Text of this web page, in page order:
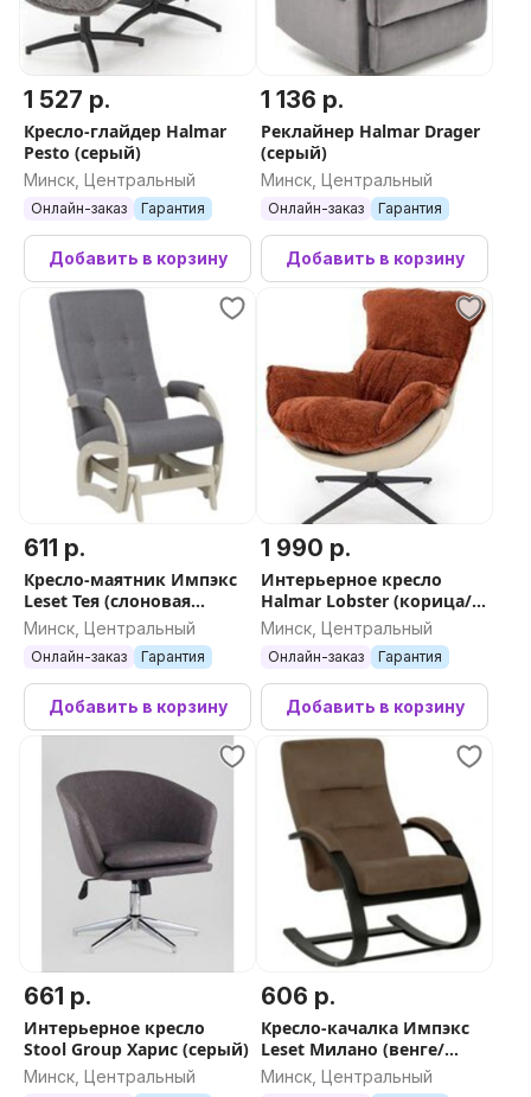
1 527 р.
Кресло-глайдер Halmar
Pesto (серый)
Минск, Центральный
Онлайн-заказ Гарантия
Добавить в корзину
1 136 р.
Реклайнер Halmar Drager
(серый)
Минск, Центральный
Онлайн-заказ Гарантия
Добавить в корзину
611 р.
Кресло-маятник Импэкс
Leset Тея (слоновая
кость/ткань Savana Plus
Mouse серый)
Минск, Центральный
Онлайн-заказ Гарантия
Добавить в корзину
1 990 р.
Интерьерное кресло
Halmar Lobster (корица/
черный)
Минск, Центральный
Онлайн-заказ Гарантия
Добавить в корзину
661 р.
Интерьерное кресло
Stool Group Харис (серый)
Минск, Центральный
606 р.
Кресло-качалка Импэкс
Leset Милано (венге/
ткань Bingo 07)
Минск, Центральный